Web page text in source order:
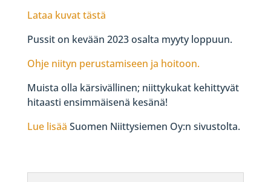
Lataa kuvat tästä
Pussit on kevään 2023 osalta myyty loppuun.
Ohje niityn perustamiseen ja hoitoon.
Muista olla kärsivällinen; niittykukat kehittyvät
hitaasti ensimmäisenä kesänä!
Lue lisää Suomen Niittysiemen Oy:n sivustolta.